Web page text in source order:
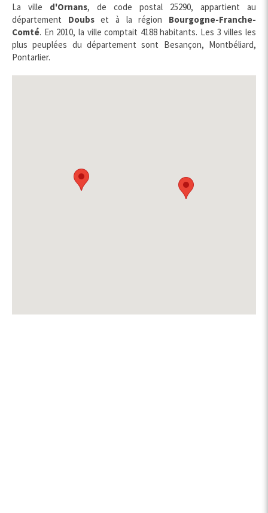
La ville d'Ornans, de code postal 25290, appartient au
département Doubset à la région Bourgogne-Franche-
Comté. En 2010, la ville comptait 4188 habitants. Les 3 villes les
plus peuplées du département sont Besançon, Montbéliard,
Pontarlier.